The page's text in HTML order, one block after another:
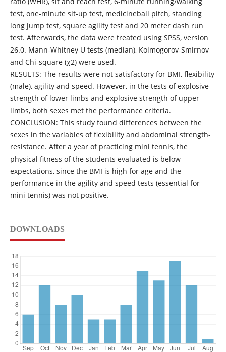
test, one-minute sit-up test, medicineball pitch, standing
long jump test, square agility test and 20 meter dash run
test. Afterwards, the data were treated using SPSS, version
26.0. Mann-Whitney U tests (median), Kolmogorov-Smirnov
and Chi-square (χ2) were used.
RESULTS: The results were not satisfactory for BMI, flexibility
(male), agility and speed. However, in the tests of explosive
strength of lower limbs and explosive strength of upper
limbs, both sexes met the performance criteria.
CONCLUSION: This study found differences between the
sexes in the variables of flexibility and abdominal strength-
resistance. After a year of practicing mini tennis, the
physical fitness of the students evaluated is below
expectations, since the BMI is high for age and the
performance in the agility and speed tests (essential for
mini tennis) was not positive.
DOWNLOADS